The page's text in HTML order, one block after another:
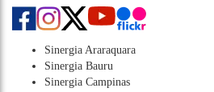
Sinergia Araraquara
Sinergia Bauru
Sinergia Campinas